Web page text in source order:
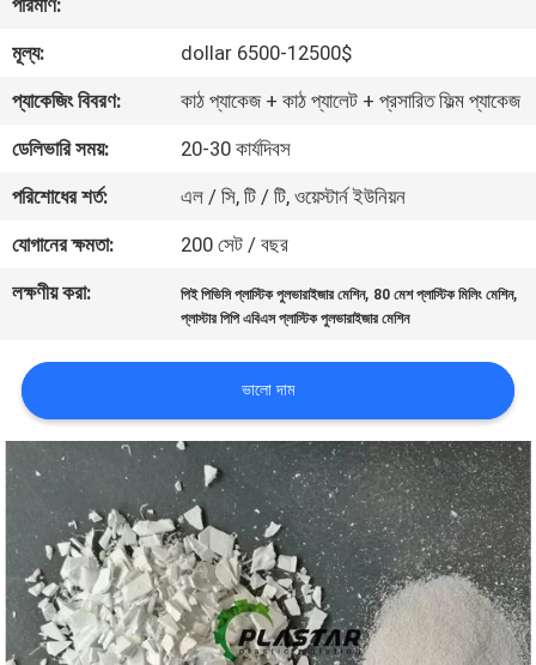
মান
নিয়ন্ত্রণ
যোগাযোগ
করুন
উদ্ধৃতির
আবেদন
সাইট
ম্যাপ
PRIVACY
POLICY
পরিমাণ:
মূল্য:
dollar 6500-12500$
প্যাকেজিং বিবরণ:
কাঠ প্যাকেজ + কাঠ প্যালেট + প্রসারিত ফিল্ম প্যাকেজ
ডেলিভারি সময়:
20-30 কার্যদিবস
পরিশোধের শর্ত:
এল / সি, টি / টি, ওয়েস্টার্ন ইউনিয়ন
যোগানের ক্ষমতা:
200 সেট / বছর
লক্ষণীয় করা:
পিই পিভিসি প্লাস্টিক পুলভারাইজার মেশিন, 80 মেশ প্লাস্টিক মিলিং মেশিন,
প্লাস্টার পিপি এবিএস প্লাস্টিক পুলভারাইজার মেশিন
ভালো দাম